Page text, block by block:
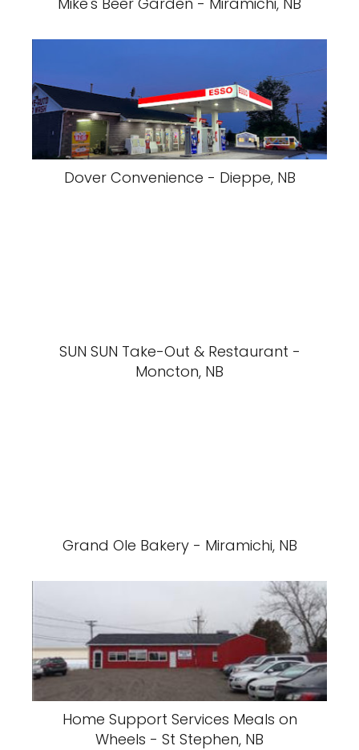
Dover Convenience - Dieppe, NB
SUN SUN Take-Out & Restaurant -
Moncton, NB
Grand Ole Bakery - Miramichi, NB
Home Support Services Meals on
Wheels - St Stephen, NB